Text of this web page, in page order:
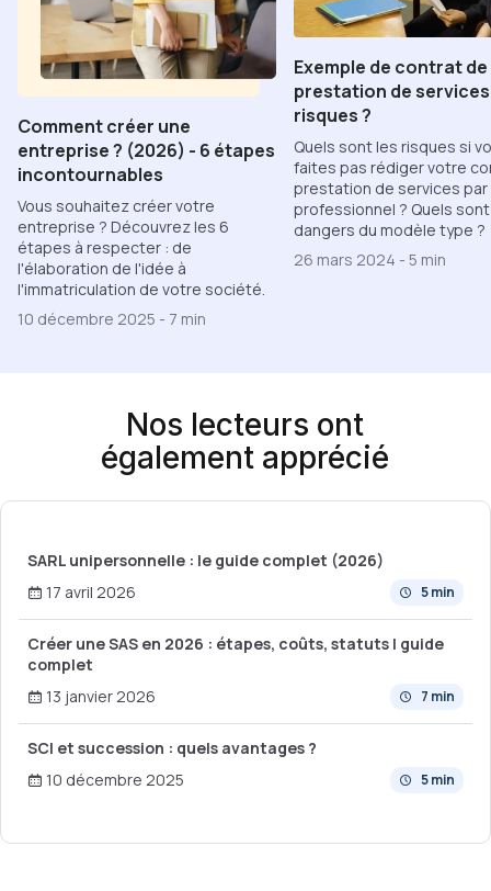
Comment créer une
entreprise ? (2026) - 6 étapes
incontournables
Vous souhaitez créer votre
entreprise ? Découvrez les 6
étapes à respecter : de
l'élaboration de l'idée à
l'immatriculation de votre société.
10 décembre 2025 - 7 min
Exemple de contrat de
prestation de
risques ?
Quels sont les risques si
faites pas rédiger votre
prestation de services par
professionnel ? Quels
dangers du modèle type ?
26 mars 2024 - 5 min
Nos lecteurs ont
également apprécié
SARL unipersonnelle : le guide complet (2026)
5 min
17 avril 2026
Créer une SAS en 2026 : étapes, coûts, statuts | guide
complet
7 min
13 janvier 2026
SCI et succession : quels avantages ?
5 min
10 décembre 2025